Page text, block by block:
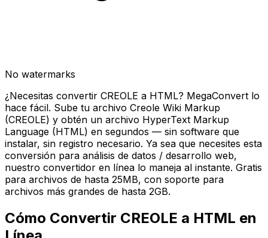
No watermarks
¿Necesitas convertir CREOLE a HTML? MegaConvert lo
hace fácil. Sube tu archivo Creole Wiki Markup
(CREOLE) y obtén un archivo HyperText Markup
Language (HTML) en segundos — sin software que
instalar, sin registro necesario. Ya sea que necesites esta
conversión para análisis de datos / desarrollo web,
nuestro convertidor en línea lo maneja al instante. Gratis
para archivos de hasta 25MB, con soporte para
archivos más grandes de hasta 2GB.
Cómo Convertir CREOLE a HTML en